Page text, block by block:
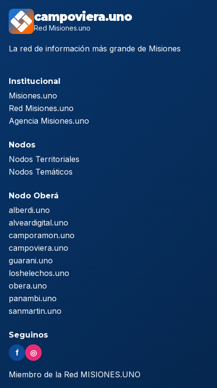
campoviera.uno
Red Misiones.uno
La red de información más grande de Misiones
Institucional
Misiones.uno
Red Misiones.uno
Agencia Misiones.uno
Nodos
Nodos Territoriales
Nodos Temáticos
Nodo Oberá
alberdi.uno
alveardigital.uno
camporamon.uno
campoviera.uno
guarani.uno
loshelechos.uno
obera.uno
panambi.uno
sanmartin.uno
Seguinos
f ◎
Miembro de la Red MISIONES.UNO